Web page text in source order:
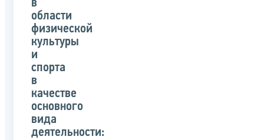
в
области
физической
культуры
и
спорта
в
качестве
основного
вида
деятельности: